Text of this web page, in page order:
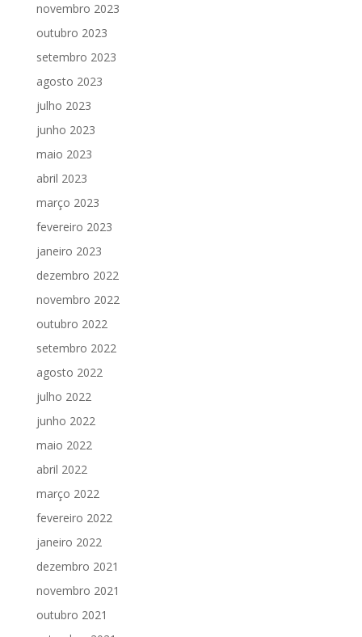
novembro 2023
outubro 2023
setembro 2023
agosto 2023
julho 2023
junho 2023
maio 2023
abril 2023
março 2023
fevereiro 2023
janeiro 2023
dezembro 2022
novembro 2022
outubro 2022
setembro 2022
agosto 2022
julho 2022
junho 2022
maio 2022
abril 2022
março 2022
fevereiro 2022
janeiro 2022
dezembro 2021
novembro 2021
outubro 2021